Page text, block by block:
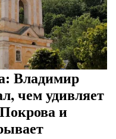
Владимир
чем удивляет
и